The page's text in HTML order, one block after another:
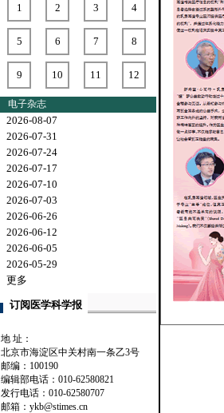
1 2 3 4
5 6 7 8
9 10 11 12
电子杂志
2026-08-07
2026-07-31
2026-07-24
2026-07-17
2026-07-10
2026-07-03
2026-06-26
2026-06-12
2026-06-05
2026-05-29
更多
订阅医学科学报
地 址：
北京市海淀区中关村南一条乙3号
邮编：100190
编辑部电话：010-62580821
发行电话：010-62580707
邮箱：ykb@stimes.cn